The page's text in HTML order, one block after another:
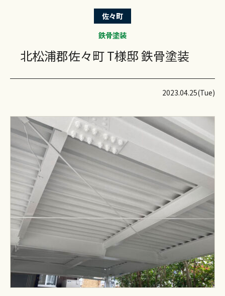
佐々町
鉄骨塗装
北松浦郡佐々町 T様邸 鉄骨塗装
2023.04.25(Tue)